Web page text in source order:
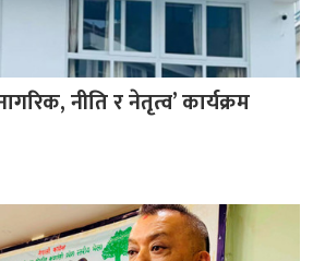
नीति र नेतृत्व’ कार्यक्रम